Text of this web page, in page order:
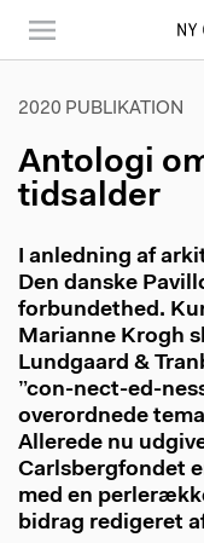
main
2020 PUBLIKATION
Antologi
tidsalder
I anledning af
Den danske
forbundethed.
Marianne Krogh
Lundgaard &
”con-nect-ed-
overordnede
Allerede nu
Carlsbergfondet
med en
bidrag redigeret